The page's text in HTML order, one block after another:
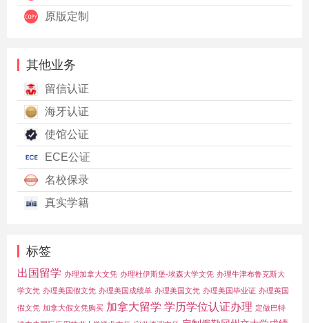
原版定制
其他业务
留信认证
海牙认证
使馆公证
ECE公证
名校保录
真实学籍
标签
出国留学 办理加拿大文凭 办理杜伊斯堡-埃森大学文凭 办理牛津布鲁克斯大
学文凭 办理美国假文凭 办理美国成绩单 办理美国文凭 办理美国毕业证 办理英国
假文凭 加拿大假文凭购买 加拿大留学 学历学位认证办理 定做巴特